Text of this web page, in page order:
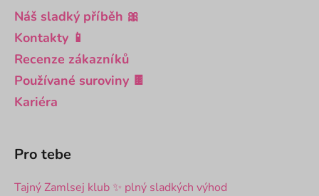
Náš sladký příběh 🎀
Kontakty 📱
Recenze zákazníků
Používané suroviny 🍫
Kariéra
Pro tebe
Tajný Zamlsej klub ✨ plný sladkých výhod